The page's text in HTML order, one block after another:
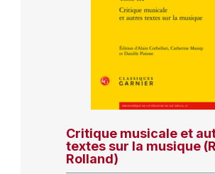
Critique musicale et
textes sur la musique
Rolland)